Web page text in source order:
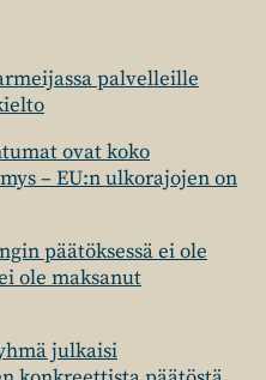
palvelleille
ovat koko
– EU:n ulkorajojen on
päätöksessä ei ole
ole maksanut
julkaisi